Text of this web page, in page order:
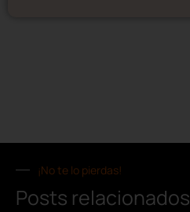
¡No te lo pierdas!
Posts relacionados